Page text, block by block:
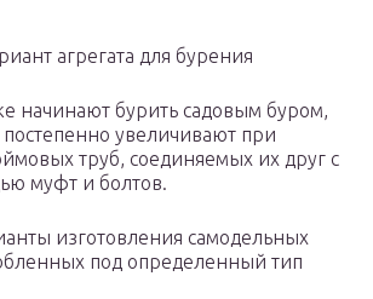
агрегата для бурения
начинают бурить садовым буром,
постепенно увеличивают при
труб, соединяемых их друг с
муфт и болтов.
изготовления самодельных
под определенный тип